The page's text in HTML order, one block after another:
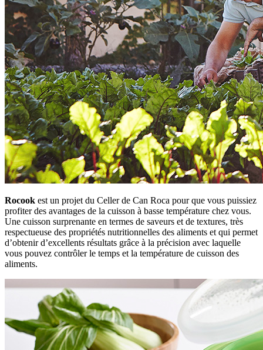
Rocook est un projet du Celler de Can Roca pour que vous puissiez
profiter des avantages de la cuisson à basse température chez vous.
Une cuisson surprenante en termes de saveurs et de textures, très
respectueuse des propriétés nutritionnelles des aliments et qui permet
d’obtenir d’excellents résultats grâce à la précision avec laquelle
vous pouvez contrôler le temps et la température de cuisson des
aliments.